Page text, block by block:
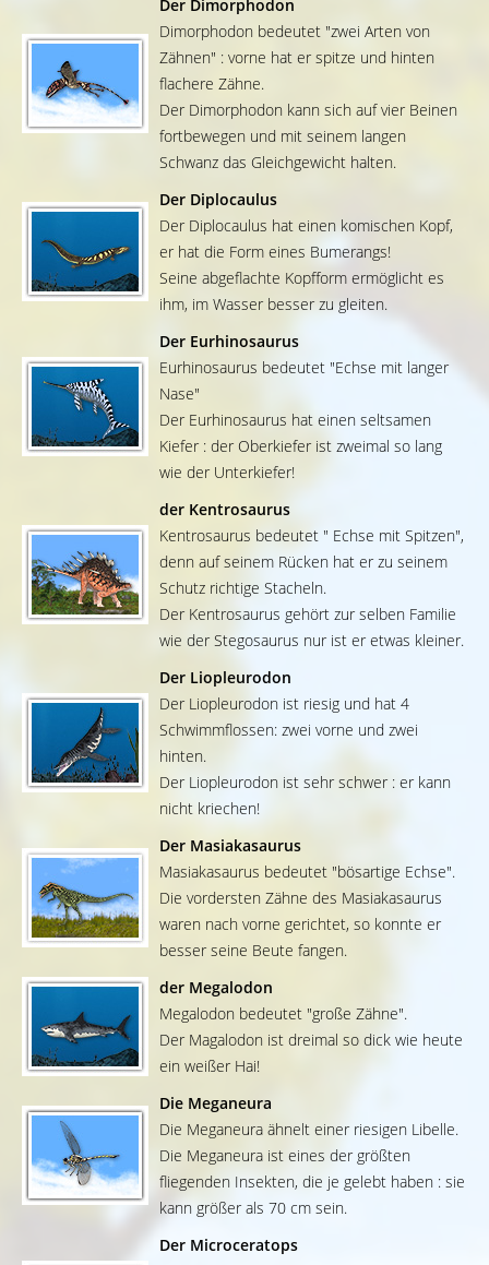
Der Dimorphodon
Dimorphodon bedeutet "zwei Arten von
Zähnen" : vorne hat er spitze und hinten
flachere Zähne.
Der Dimorphodon kann sich auf vier Beinen
fortbewegen und mit seinem langen
Schwanz das Gleichgewicht halten.
Der Diplocaulus
Der Diplocaulus hat einen komischen Kopf,
er hat die Form eines Bumerangs!
Seine abgeflachte Kopfform ermöglicht es
ihm, im Wasser besser zu gleiten.
Der Eurhinosaurus
Eurhinosaurus bedeutet "Echse mit langer
Nase"
Der Eurhinosaurus hat einen seltsamen
Kiefer : der Oberkiefer ist zweimal so lang
wie der Unterkiefer!
der Kentrosaurus
Kentrosaurus bedeutet " Echse mit Spitzen",
denn auf seinem Rücken hat er zu seinem
Schutz richtige Stacheln.
Der Kentrosaurus gehört zur selben Familie
wie der Stegosaurus nur ist er etwas kleiner.
Der Liopleurodon
Der Liopleurodon ist riesig und hat 4
Schwimmflossen: zwei vorne und zwei
hinten.
Der Liopleurodon ist sehr schwer : er kann
nicht kriechen!
Der Masiakasaurus
Masiakasaurus bedeutet "bösartige Echse".
Die vordersten Zähne des Masiakasaurus
waren nach vorne gerichtet, so konnte er
besser seine Beute fangen.
der Megalodon
Megalodon bedeutet "große Zähne".
Der Magalodon ist dreimal so dick wie heute
ein weißer Hai!
Die Meganeura
Die Meganeura ähnelt einer riesigen Libelle.
Die Meganeura ist eines der größten
fliegenden Insekten, die je gelebt haben : sie
kann größer als 70 cm sein.
Der Microceratops